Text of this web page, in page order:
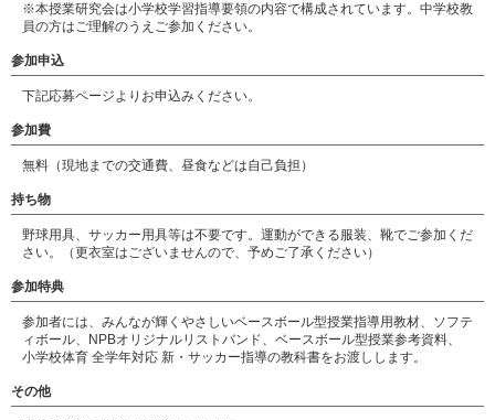
※本授業研究会は小学校学習指導要領の内容で構成されています。中学校教
員の方はご理解のうえご参加ください。
参加申込
下記応募ページよりお申込みください。
参加費
無料（現地までの交通費、昼食などは自己負担）
持ち物
野球用具、サッカー用具等は不要です。運動ができる服装、靴でご参加くだ
さい。（更衣室はございませんので、予めご了承ください）
参加特典
参加者には、みんなが輝くやさしいベースボール型授業指導用教材、ソフテ
ィボール、NPBオリジナルリストバンド、ベースボール型授業参考資料、
小学校体育 全学年対応 新・サッカー指導の教科書をお渡しします。
その他